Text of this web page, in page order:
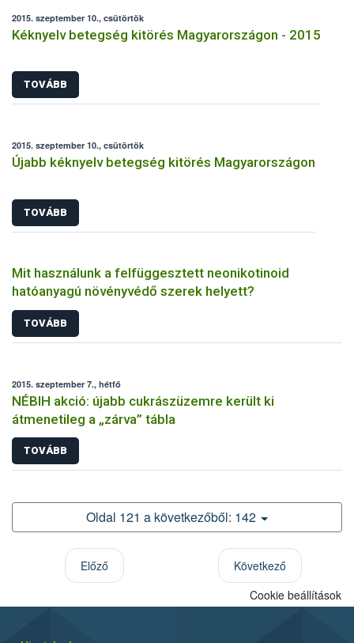
2015. szeptember 10., csütörtök
Kéknyelv betegség kitörés Magyarországon - 2015
TOVÁBB
2015. szeptember 10., csütörtök
Újabb kéknyelv betegség kitörés Magyarországon
TOVÁBB
Mit használunk a felfüggesztett neonikotinoid
hatóanyagú növényvédő szerek helyett?
TOVÁBB
2015. szeptember 7., hétfő
NÉBIH akció: újabb cukrászüzemre került ki
átmenetileg a „zárva” tábla
TOVÁBB
Oldal 121 a következőből: 142
Előző
Következő
Cookie beállítások